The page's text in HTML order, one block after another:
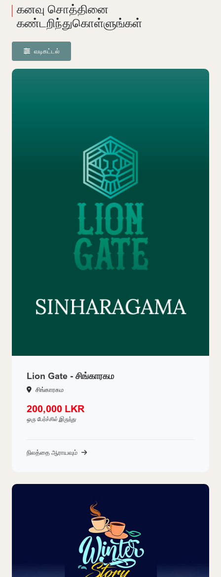
கனவு சொத்தினை
கண்டறிந்துகொள்ளுங்கள்
வடிகட்டல்
Lion Gate - சிங்காரகம
சிங்காரகம
200,000 LKR
ஒரு பேர்ச்சில் இருந்து
நிலத்தை ஆராயவும்